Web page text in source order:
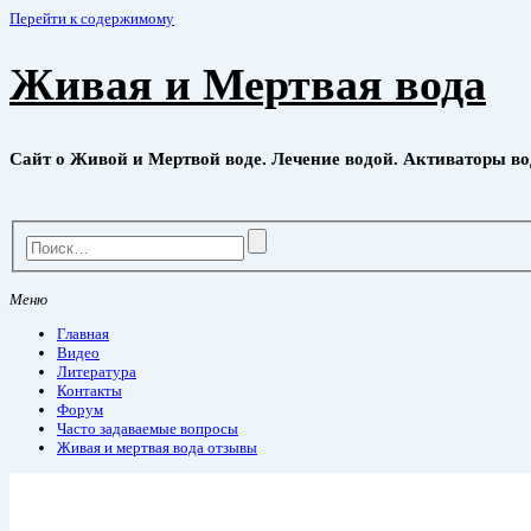
Перейти к содержимому
Живая и Мертвая вода
Сайт о Живой и Мертвой воде. Лечение водой. Активаторы
Меню
Главная
Видео
Литература
Контакты
Форум
Часто задаваемые вопросы
Живая и мертвая вода отзывы